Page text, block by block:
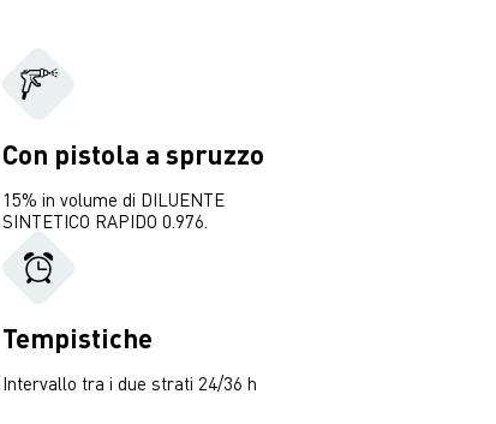
Con pistola a spruzzo
15% in volume di DILUENTE
SINTETICO RAPIDO 0.976.
Tempistiche
Intervallo tra i due strati 24/36 h